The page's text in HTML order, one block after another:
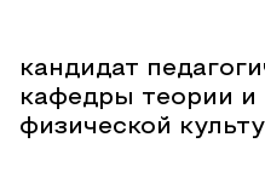
кандидат
кафедры теории и
физической